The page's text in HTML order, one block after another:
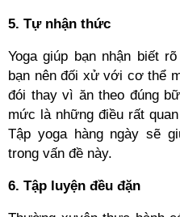
5. Tự nhận thức
Yoga giúp bạn nhận biết
bạn nên đối xử với cơ thể
đói thay vì ăn theo đúng
mức là những điều rất
Tập yoga hàng ngày sẽ
trong vấn đề này.
6. Tập luyện đều đặn